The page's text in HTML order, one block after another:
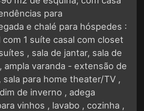
para
e chalé para hóspedes :
com 1 suíte casal com closet
, sala de jantar, sala de
ampla varanda - extensão de
sala para home theater/TV ,
de inverno , adega
vinhos , lavabo , cozinha ,